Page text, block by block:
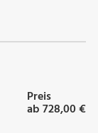
Preis
ab 728,00 €